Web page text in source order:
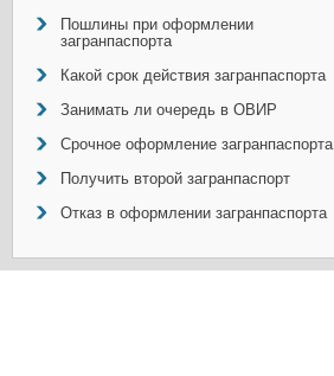
Пошлины при оформлении
загранпаспорта
Какой срок действия загранпаспорта
Занимать ли очередь в ОВИР
Срочное оформление загранпаспорта
Получить второй загранпаспорт
Отказ в оформлении загранпаспорта